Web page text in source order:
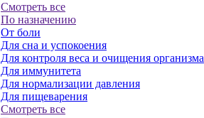
Смотреть все
По назначению
От боли
Для сна и успокоения
Для контроля веса и очищения организма
Для иммунитета
Для нормализации давления
Для пищеварения
Смотреть все